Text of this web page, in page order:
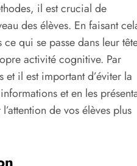
il est crucial de
des élèves. En faisant
qui se passe dans leur
activité cognitive. Par
il est important d’éviter la
et en les
de vos élèves plus